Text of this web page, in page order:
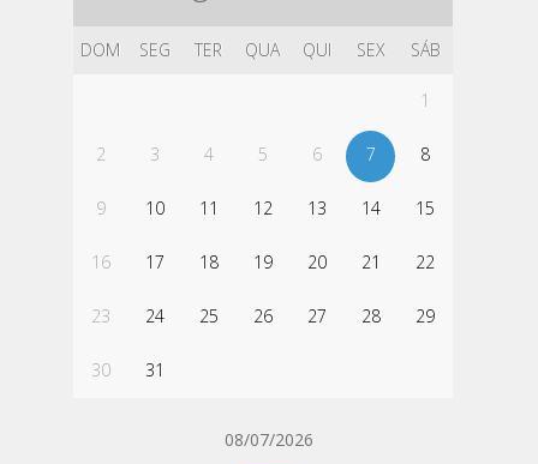
DOM SEG TER QUA QUI SEX SÁB
1
2 3 4 5 6 7 8
9 10 11 12 13 14 15
16 17 18 19 20 21 22
23 24 25 26 27 28 29
30 31
08/07/2026